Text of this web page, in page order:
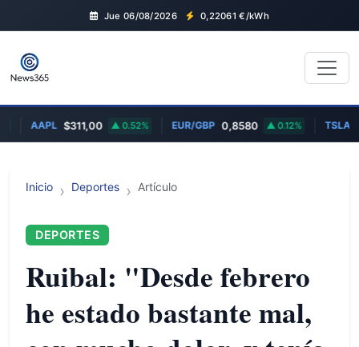
Jue 06/08/2026 0,22061 €/kWh
AAPL $311,00 0.52% EUR/GBP 0,8580 0.12% TSLA
Inicio Deportes Artículo
DEPORTES
Ruibal: "Desde febrero
he estado bastante mal,